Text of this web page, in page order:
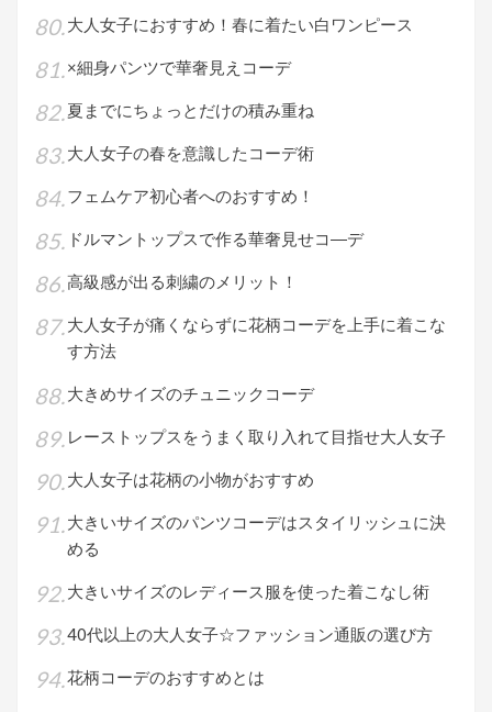
大人女子におすすめ！春に着たい白ワンピース
×細身パンツで華奢見えコーデ
夏までにちょっとだけの積み重ね
大人女子の春を意識したコーデ術
フェムケア初心者へのおすすめ！
ドルマントップスで作る華奢見せコ―デ
高級感が出る刺繍のメリット！
大人女子が痛くならずに花柄コーデを上手に着こな
す方法
大きめサイズのチュニックコーデ
レーストップスをうまく取り入れて目指せ大人女子
大人女子は花柄の小物がおすすめ
大きいサイズのパンツコーデはスタイリッシュに決
める
大きいサイズのレディース服を使った着こなし術
40代以上の大人女子☆ファッション通販の選び方
花柄コーデのおすすめとは